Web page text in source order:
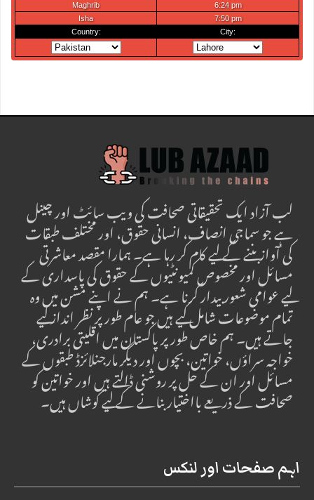
لب آزاد ایک تحقیقاتی صحافت کی ویب سائٹ اور چینل
ہے جو سماجی انصاف، انسانی حقوق، اور مختلف طبقات
کی آواز بننے کے لیے کام کر رہا ہے۔ ہمارا مقصد معاشرتی
مسائل اور مخصوص کمیونٹیوں کے حقوق کی پاسداری کے
لیے عوامی شعور بیدار کرنا ہے۔ ہم نے اپنے مشن میں وہ
تمام موضوعات شامل کیے ہیں جو عام طور پر نظر انداز کیے
جاتے ہیں۔ ہم خاص طور پر پاکستان میں اقلیتی برادری،
خواجہ سراؤں، خواتین، بچوں اور دیگر مارجنلائزڈ طبقوں کے
مسائل اور ان کے حل پر روشنی ڈالتے ہیں اور خواتین کو
صحافت کے ذریعے بااختیار بنانے کے لیے کوشاں ہیں۔
اہم صفحات اور لنکس